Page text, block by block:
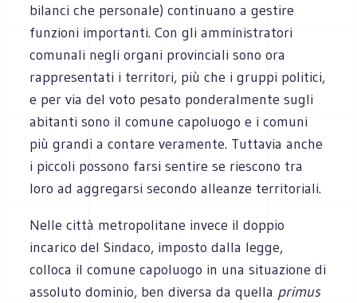
bilanci che personale) continuano a gestire
funzioni importanti. Con gli amministratori
comunali negli organi provinciali sono ora
rappresentati i territori, più che i gruppi politici,
e per via del voto pesato ponderalmente sugli
abitanti sono il comune capoluogo e i comuni
più grandi a contare veramente. Tuttavia anche
i piccoli possono farsi sentire se riescono tra
loro ad aggregarsi secondo alleanze territoriali.
Nelle città metropolitane invece il doppio
incarico del Sindaco, imposto dalla legge,
colloca il comune capoluogo in una situazione di
assoluto dominio, ben diversa da quella primus